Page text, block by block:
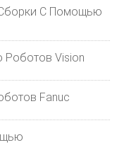
С Помощью
Vision
Fanuc